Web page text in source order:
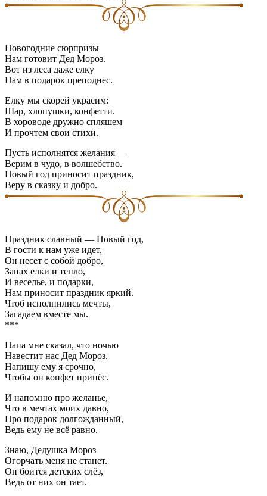
Новогодние сюрпризы
Нам готовит Дед Мороз.
Вот из леса даже елку
Нам в подарок преподнес.
Елку мы скорей украсим:
Шар, хлопушки, конфетти.
В хороводе дружно спляшем
И прочтем свои стихи.
Пусть исполнятся желания —
Верим в чудо, в волшебство.
Новый год приносит праздник,
Веру в сказку и добро.
Праздник славный — Новый год,
В гости к нам уже идет,
Он несет с собой добро,
Запах елки и тепло,
И веселье, и подарки,
Нам приносит праздник яркий.
Чтоб исполнились мечты,
Загадаем вместе мы.
***
Папа мне сказал, что ночью
Навестит нас Дед Мороз.
Напишу ему я срочно,
Чтобы он конфет принёс.
И напомню про желанье,
Что в мечтах моих давно,
Про подарок долгожданный,
Ведь ему не всё равно.
Знаю, Дедушка Мороз
Огорчать меня не станет.
Он боится детских слёз,
Ведь от них он тает.